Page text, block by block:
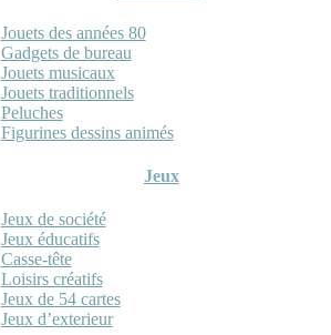
Jouets des années 80
Gadgets de bureau
Jouets musicaux
Jouets traditionnels
Peluches
Figurines dessins animés
Jeux
Jeux de société
Jeux éducatifs
Casse-tête
Loisirs créatifs
Jeux de 54 cartes
Jeux d’exterieur